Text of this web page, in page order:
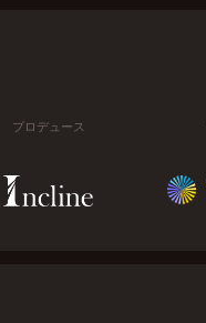
プロデュース